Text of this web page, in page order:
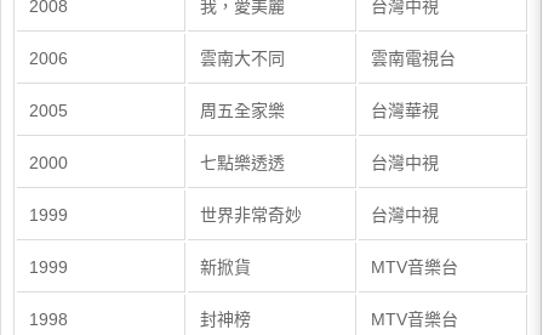
2008 我，愛美麗 台灣中視
2006 雲南大不同 雲南電視台
2005 周五全家樂 台灣華視
2000 七點樂透透 台灣中視
1999 世界非常奇妙 台灣中視
1999 新掀貨 MTV音樂台
1998 封神榜 MTV音樂台